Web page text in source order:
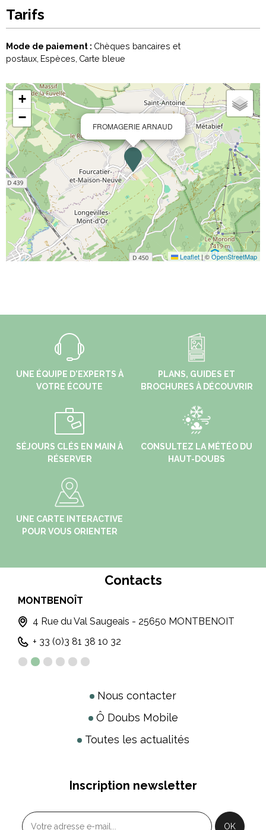
Tarifs
Mode de paiement : Chèques bancaires et
postaux Espèces Carte bleue
FROMAGERIE ARNAUD
+
−
Leaflet|©OpenStreetMap
UNE ÉQUIPE D'EXPERTS À
VOTRE ÉCOUTE
PLANS, GUIDES ET
BROCHURES À DÉCOUVRIR
SÉJOURS CLÉS EN MAIN À
RÉSERVER
CONSULTEZ LA MÉTÉO DU
HAUT-DOUBS
UNE CARTE INTERACTIVE
POUR VOUS ORIENTER
Contacts
MONTBENOÎT
4 Rue du Val Saugeais - 25650 MONTBENOIT
+ 33 (0)3 81 38 10 32
Nous contacter
Ô Doubs Mobile
Toutes les actualités
Inscription newsletter